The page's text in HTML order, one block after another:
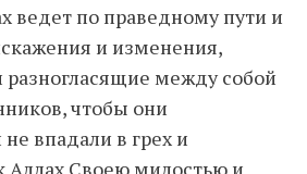
ведет по праведному пути и
и изменения,
разногласящие между собой
чтобы они
впадали в грех и
Аллах Cвоею милостью и